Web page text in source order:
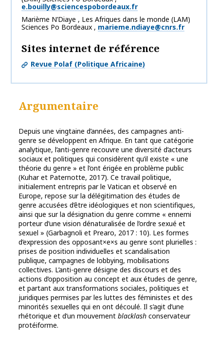
e.bouilly@sciencespobordeaux.fr
Marième N’Diaye , Les Afriques dans le monde (LAM)
Sciences Po Bordeaux , marieme.ndiaye@cnrs.fr
Sites internet de référence
Revue Polaf (Politique Africaine)
Argumentaire
Depuis une vingtaine d’années, des campagnes anti-
genre se développent en Afrique. En tant que catégorie
analytique, l’anti-genre recouvre une diversité d’acteurs
sociaux et politiques qui considèrent qu’il existe « une
théorie du genre » et l’ont érigée en problème public
(Kuhar et Paternotte, 2017). Ce travail politique,
initialement entrepris par le Vatican et observé en
Europe, repose sur la délégitimation des études de
genre accusées d’être idéologiques et non scientifiques,
ainsi que sur la désignation du genre comme « ennemi
porteur d’une vision dénaturalisée de l’ordre sexué et
sexuel » (Garbagnoli et Prearo, 2017 : 10). Les formes
d’expression des opposant×e×s au genre sont plurielles :
prises de position individuelles et scandalisation
publique, campagnes de lobbying, mobilisations
collectives. L’anti-genre désigne des discours et des
actions d’opposition au concept et aux études de genre,
et partant aux transformations sociales, politiques et
juridiques permises par les luttes des féministes et des
minorités sexuelles qui en ont découlé. Il s’agit d’une
rhétorique et d’un mouvement blacklash conservateur
protéiforme.